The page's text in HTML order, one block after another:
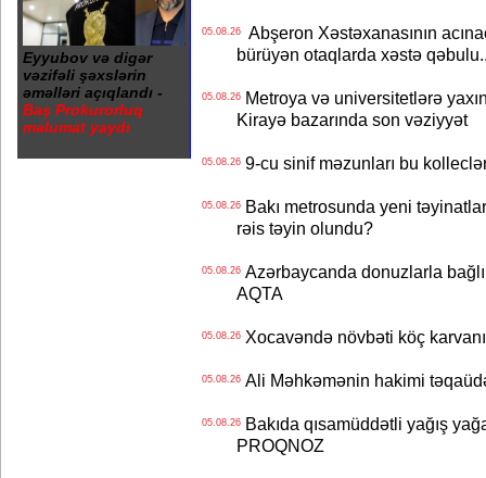
Eyyubov və digər
vəzifəli şəxslərin
əməlləri açıqlandı -
Baş Prokurorluq
məlumat yaydı
05.08.26Abşeron Xəstəxanasının
bürüyən otaqlarda xəstə
05.08.26Metroya və universitetlərə
Kirayə bazarında son vəziyyət
05.08.269-cu sinif məzunları bu
05.08.26Bakı metrosunda yeni
rəis təyin olundu?
05.08.26Azərbaycanda donuzlarla
AQTA
05.08.26Xocavəndə növbəti köç
05.08.26Ali Məhkəmənin hakimi
05.08.26Bakıda qısamüddətli yağış
PROQNOZ